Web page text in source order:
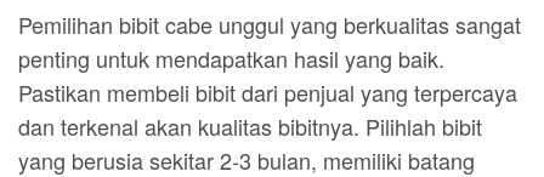
Pemilihan bibit cabe unggul yang berkualitas sangat
penting untuk mendapatkan hasil yang baik.
Pastikan membeli bibit dari penjual yang terpercaya
dan terkenal akan kualitas bibitnya. Pilihlah bibit
yang berusia sekitar 2-3 bulan, memiliki batang